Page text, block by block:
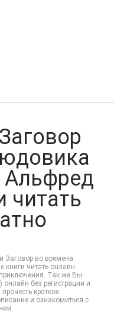
Альфред
читать
Заговор во времена
читать онлайн
Так же Вы
онлайн без регистрации и
краткое
и ознакомиться с